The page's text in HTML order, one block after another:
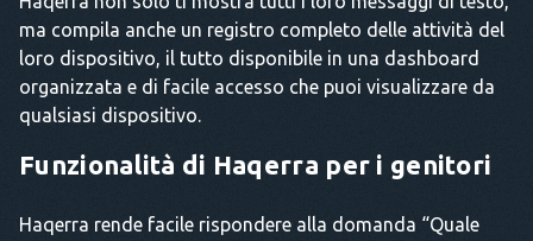
ma compila anche un registro completo delle attività del
loro dispositivo, il tutto disponibile in una dashboard
organizzata e di facile accesso che puoi visualizzare da
qualsiasi dispositivo.
Funzionalità di Haqerra per i genitori
Haqerra rende facile rispondere alla domanda “Quale